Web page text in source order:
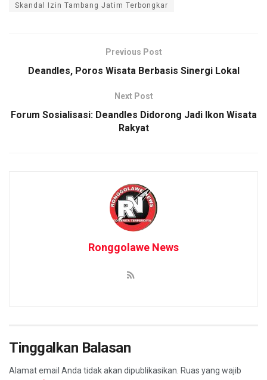
Skandal Izin Tambang Jatim Terbongkar
Previous Post
Deandles, Poros Wisata Berbasis Sinergi Lokal
Next Post
Forum Sosialisasi: Deandles Didorong Jadi Ikon Wisata
Rakyat
Ronggolawe News
Tinggalkan Balasan
Alamat email Anda tidak akan dipublikasikan. Ruas yang wajib